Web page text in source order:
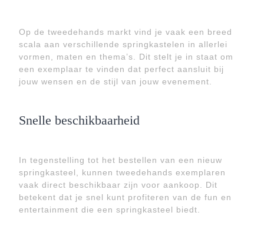
Op de tweedehands markt vind je vaak een breed
scala aan verschillende springkastelen in allerlei
vormen, maten en thema’s. Dit stelt je in staat om
een exemplaar te vinden dat perfect aansluit bij
jouw wensen en de stijl van jouw evenement.
Snelle beschikbaarheid
In tegenstelling tot het bestellen van een nieuw
springkasteel, kunnen tweedehands exemplaren
vaak direct beschikbaar zijn voor aankoop. Dit
betekent dat je snel kunt profiteren van de fun en
entertainment die een springkasteel biedt.